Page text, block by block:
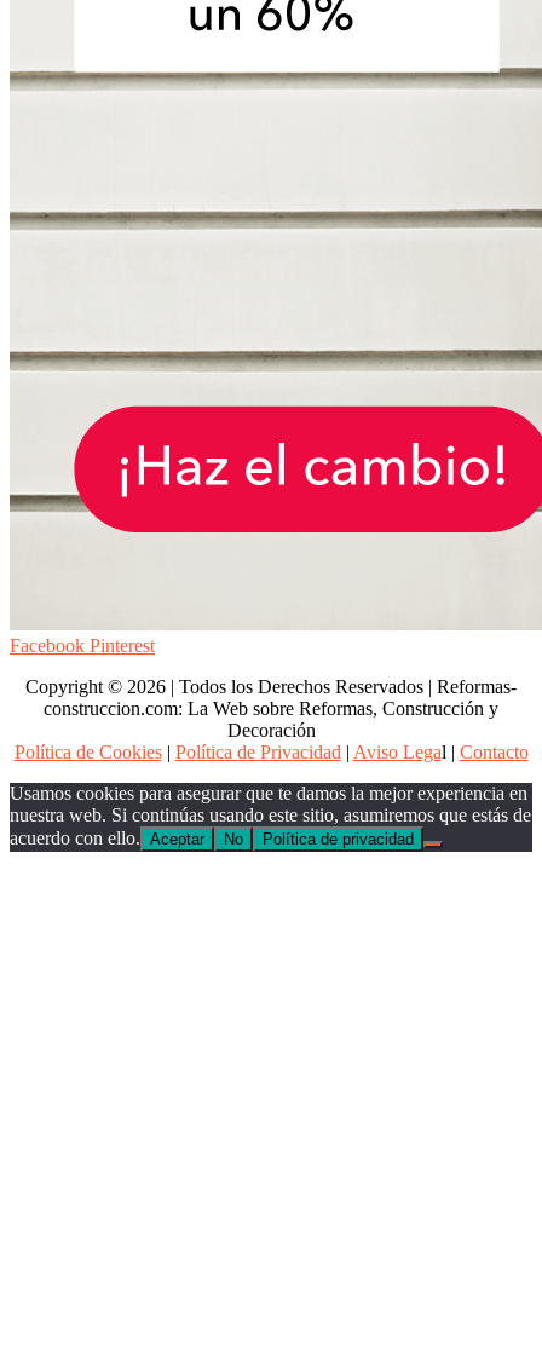
Facebook Pinterest
Copyright © 2026 | Todos los Derechos Reservados | Reformas-
construccion.com: La Web sobre Reformas, Construcción y
Decoración
Política de Cookies| Política de Privacidad | Aviso Legal | Contacto
Usamos cookies para asegurar que te damos la mejor experiencia en
nuestra web. Si continúas usando este sitio, asumiremos que estás de
acuerdo con ello. Aceptar No Política de privacidad